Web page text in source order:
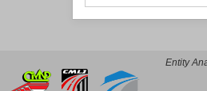
Entity